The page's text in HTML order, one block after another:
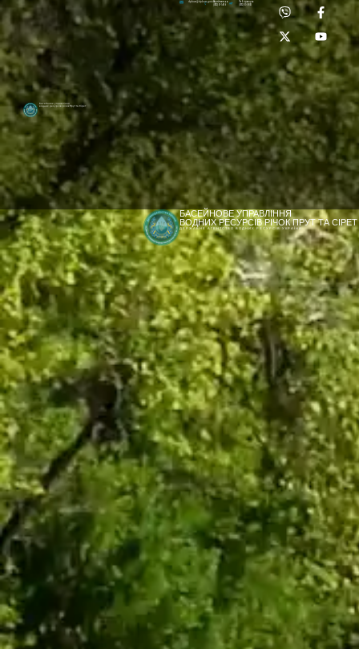
[newyear_garland]
Басейнове управління
водних ресурсів річок Прут та Сірет
Лабораторія:
(0372) 53-92-00
dpbuvr@dpbuvr.gov.uaПриймальня:
(0372) 51-14-56
БАСЕЙНОВЕ УПРАВЛІННЯ
ВОДНИХ РЕСУРСІВ РІЧОК ПРУТ ТА СІРЕТ
ДЕРЖАВНЕ АГЕНТСТВО ВОДНИХ РЕСУРСІВ УКРАЇНИ